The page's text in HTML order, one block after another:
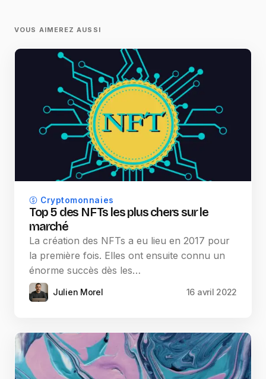
VOUS AIMEREZ AUSSI
Cryptomonnaies
Top 5 des NFTs les plus chers sur le
marché
La création des NFTs a eu lieu en 2017 pour
la première fois. Elles ont ensuite connu un
énorme succès dès les…
Julien Morel 16 avril 2022